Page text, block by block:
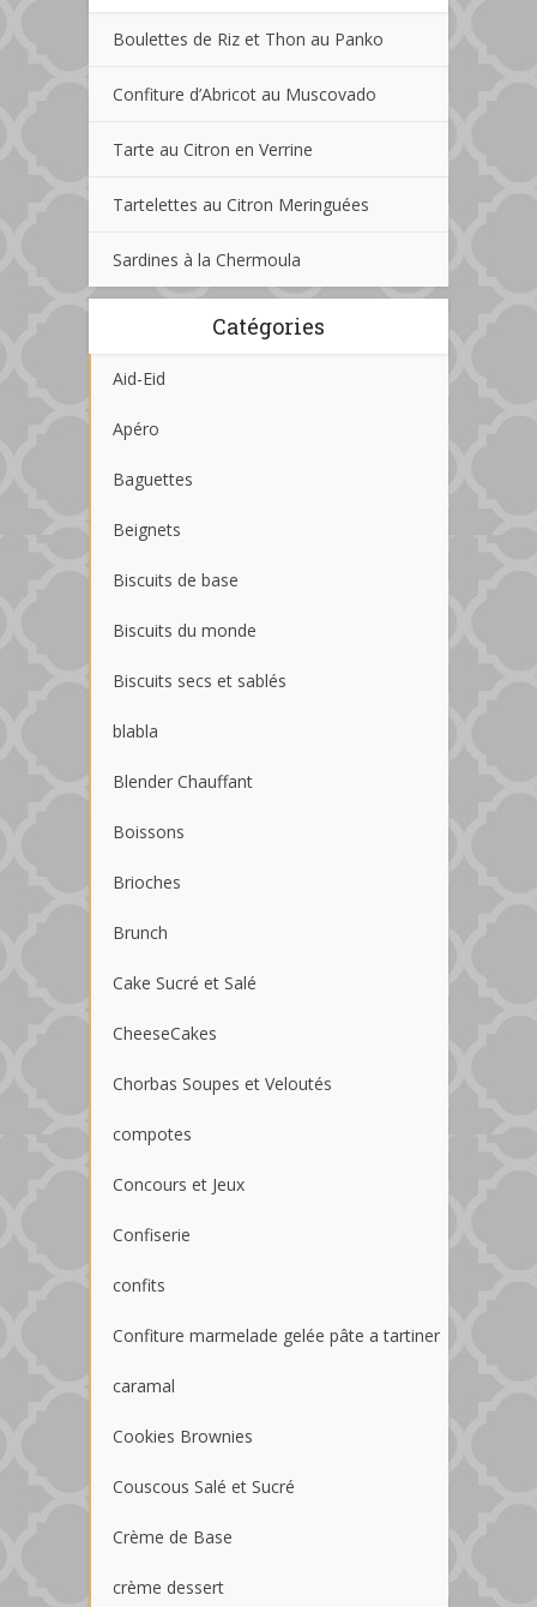
Boulettes de Riz et Thon au Panko
Confiture d’Abricot au Muscovado
Tarte au Citron en Verrine
Tartelettes au Citron Meringuées
Sardines à la Chermoula
Catégories
Aid-Eid
Apéro
Baguettes
Beignets
Biscuits de base
Biscuits du monde
Biscuits secs et sablés
blabla
Blender Chauffant
Boissons
Brioches
Brunch
Cake Sucré et Salé
CheeseCakes
Chorbas Soupes et Veloutés
compotes
Concours et Jeux
Confiserie
confits
Confiture marmelade gelée pâte a tartiner
caramal
Cookies Brownies
Couscous Salé et Sucré
Crème de Base
crème dessert